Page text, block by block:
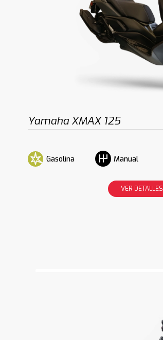
Yamaha XMAX 125
Gasolina Manual
VER DETALLES